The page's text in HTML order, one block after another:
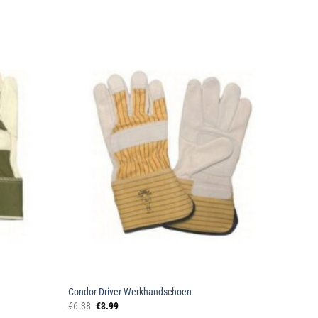
wenslijst
Condor Driver Werkhandschoen
€6.38 Oorspronkelijke
€3.99Huidige